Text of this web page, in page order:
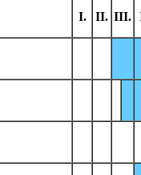
I. II. III.